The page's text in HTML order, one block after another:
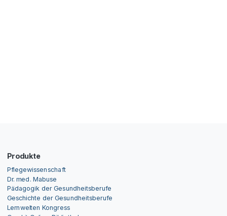
Produkte
Pflegewissenschaft
Dr. med. Mabuse
Pädagogik der Gesundheitsberufe
Geschichte der Gesundheitsberufe
Lernwelten Kongress